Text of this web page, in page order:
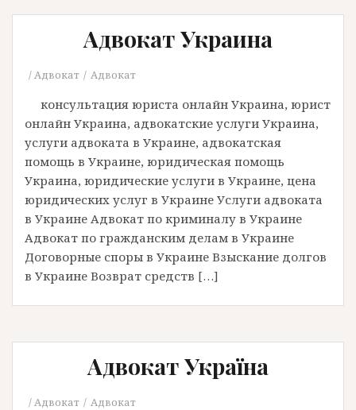
Адвокат Украина
Адвокат Адвокат
консультация юриста онлайн Украина, юрист
онлайн Украина, адвокатские услуги Украина,
услуги адвоката в Украине, адвокатская
помощь в Украине, юридическая помощь
Украина, юридические услуги в Украине, цена
юридических услуг в Украине Услуги адвоката
в Украине Адвокат по криминалу в Украине
Адвокат по гражданским делам в Украине
Договорные споры в Украине Взыскание долгов
в Украине Возврат средств […]
Адвокат Україна
Адвокат Адвокат